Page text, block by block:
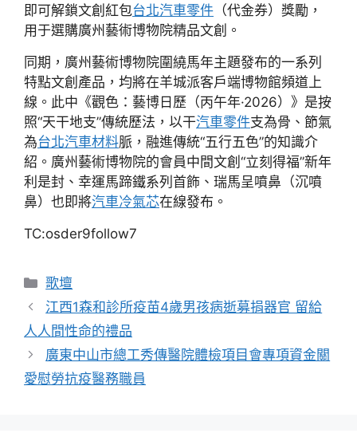
即可解鎖文創紅包台北汽車零件 （代金券）獎勵，
用于選購廣州藝術博物院精品文創。
同期，廣州藝術博物院圍繞馬年主題發布的一系列
特點文創產品，均將在羊城派客戶端博物館頻道上
線。此中《觀色：藝博日歷（丙午年·2026）》是按
照“天干地支”傳統歷法，以干汽車零件支為骨、節氣
為台北汽車材料脈，融進傳統“五行五色”的知識介
紹。廣州藝術博物院的會員中間文創“立刻得福”新年
利是封、幸運馬蹄鐵系列首飾、瑞馬呈噴鼻（沉噴
鼻）也即將汽車冷氣芯在線發布。
TC:osder9follow7
分
類
歌壇
江西1森和診所疫苗4歲男孩病逝募捐器官 留給
人人間性命的禮品
廣東中山市總工秀傳醫院體檢項目會專項資金關
愛慰勞抗疫醫務職員